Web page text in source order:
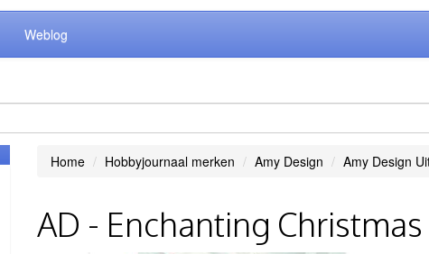
Weblog
Home Hobbyjournaal merken Amy Design Amy Design
AD - Enchanting